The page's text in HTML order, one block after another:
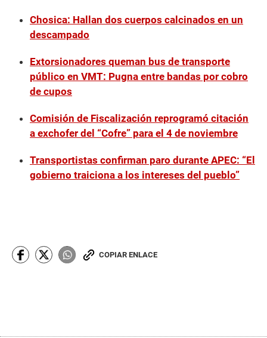
Chosica: Hallan dos cuerpos calcinados en un
descampado
Extorsionadores queman bus de transporte
público en VMT: Pugna entre bandas por cobro
de cupos
Comisión de Fiscalización reprogramó citación
a exchofer del “Cofre” para el 4 de noviembre
Transportistas confirman paro durante APEC: “El
gobierno traiciona a los intereses del pueblo”
COPIAR ENLACE